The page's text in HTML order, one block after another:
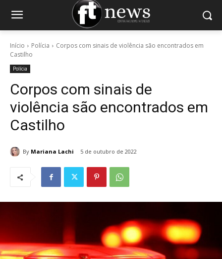
Início Polícia
Corpos com sinais de violência são encontrados em
Castilho
Polícia
Corpos com sinais de
violência são encontrados em
Castilho
By Mariana Lachi 5 de outubro de 2022